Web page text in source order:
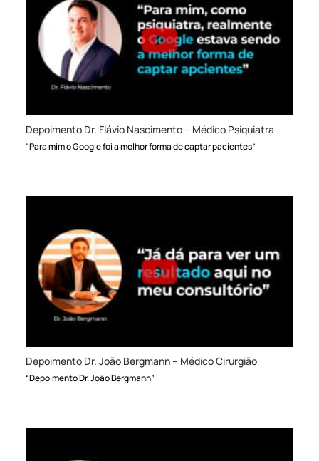
Depoimento Dr. Flávio Nascimento – Médico Psiquiatra
“Para mim o Google foi a melhor forma de captar pacientes”
Depoimento Dr. João Bergmann – Médico Cirurgião
“Depoimento Dr. João Bergmann”